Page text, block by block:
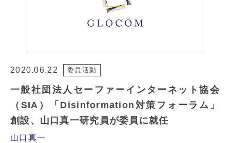
2020.06.22 委員活動
一般社団法人セーファーインターネット協会
（SIA）「Disinformation対策フォーラム」
創設、山口真一研究員が委員に就任
山口真一